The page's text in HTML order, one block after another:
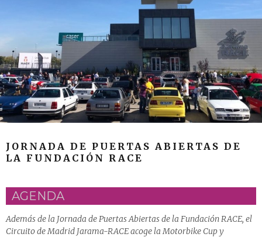
JORNADA DE PUERTAS ABIERTAS DE
LA FUNDACIÓN RACE
AGENDA
Además de la Jornada de Puertas Abiertas de la Fundación RACE, el
Circuito de Madrid Jarama-RACE acoge la Motorbike Cup y